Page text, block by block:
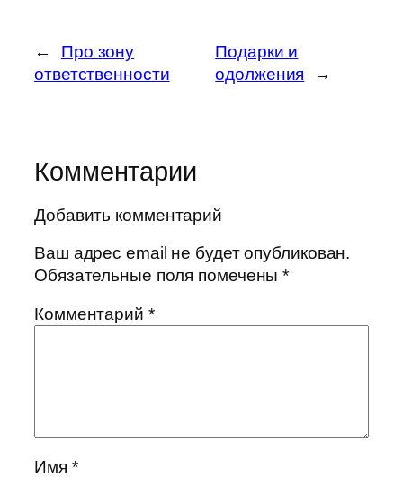
←
Про зону
ответственности
Подарки и
одолжения
→
Комментарии
Добавить комментарий
Ваш адрес email не будет опубликован.
Обязательные поля помечены*
Комментарий *
Имя *